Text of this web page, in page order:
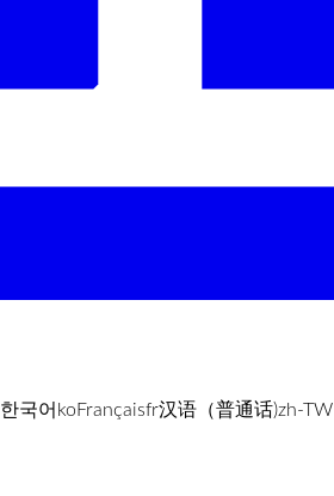
한국어koFrançaisfr汉语（普通话)zh-TW